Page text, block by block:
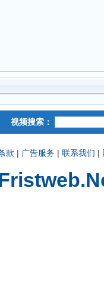
视频搜索：
款 | 广告服务 |联系我们 |